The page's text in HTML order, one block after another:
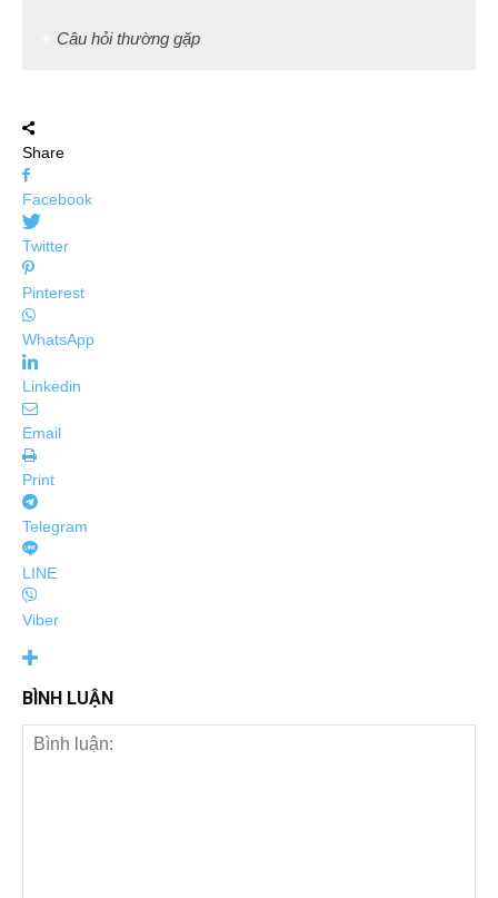
Câu hỏi thường gặp
Share
Facebook
Twitter
Pinterest
WhatsApp
Linkedin
Email
Print
Telegram
LINE
Viber
BÌNH LUẬN